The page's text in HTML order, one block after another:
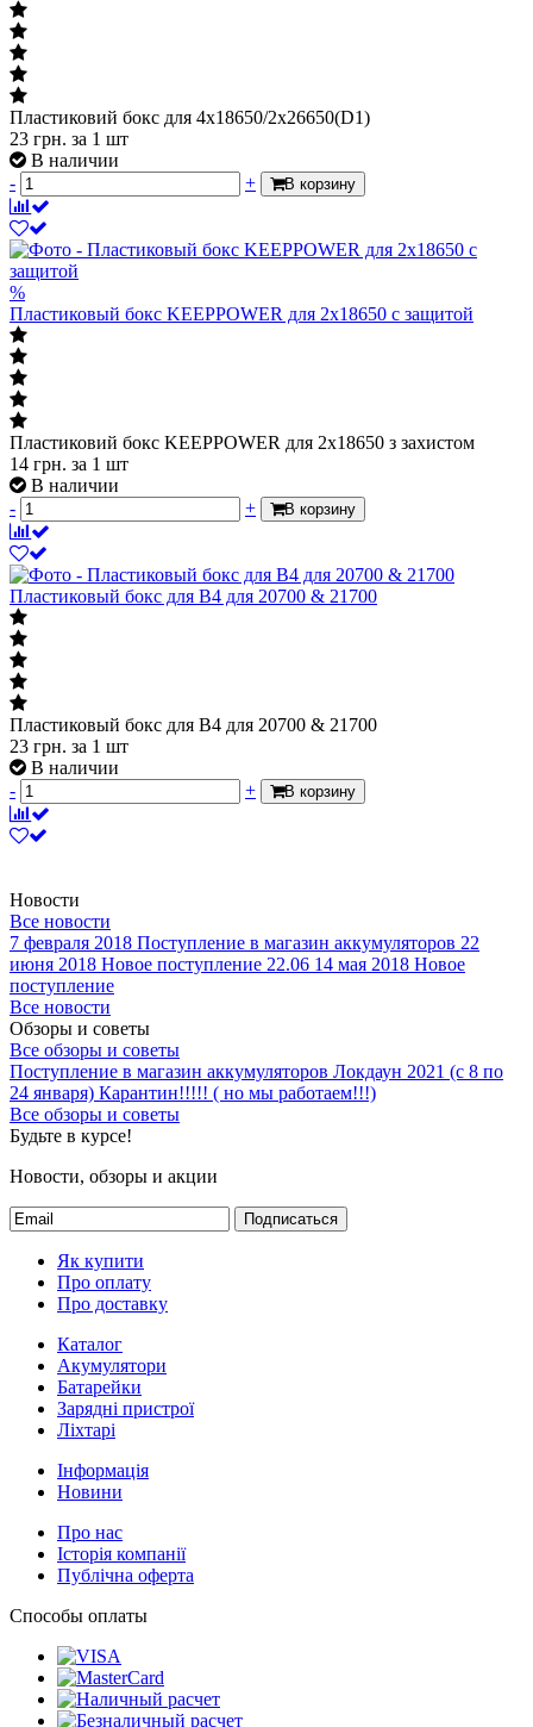
Пластиковий бокс для 4x18650/2х26650(D1)
23 грн. за 1 шт
В наличии
-
+ В корзину
%
Пластиковый бокс KEEPPOWER для 2x18650 с защитой
Пластиковий бокс KEEPPOWER для 2x18650 з захистом
14 грн. за 1 шт
В наличии
-
+ В корзину
Пластиковый бокс для B4 для 20700 & 21700
Пластиковый бокс для B4 для 20700 & 21700
23 грн. за 1 шт
В наличии
-
+ В корзину
Новости
Все новости
7 февраля 2018 Поступление в магазин аккумуляторов 22
июня 2018 Новое поступление 22.06 14 мая 2018 Новое
поступление
Все новости
Обзоры и советы
Все обзоры и советы
Поступление в магазин аккумуляторов Локдаун 2021 (с 8 по
24 января) Карантин!!!!! ( но мы работаем!!!)
Все обзоры и советы
Будьте в курсе!
Новости, обзоры и акции
Подписаться
Як купити
Про оплату
Про доставку
Каталог
Акумулятори
Батарейки
Зарядні пристрої
Ліхтарі
Інформація
Новини
Про нас
Історія компанії
Публічна оферта
Способы оплаты